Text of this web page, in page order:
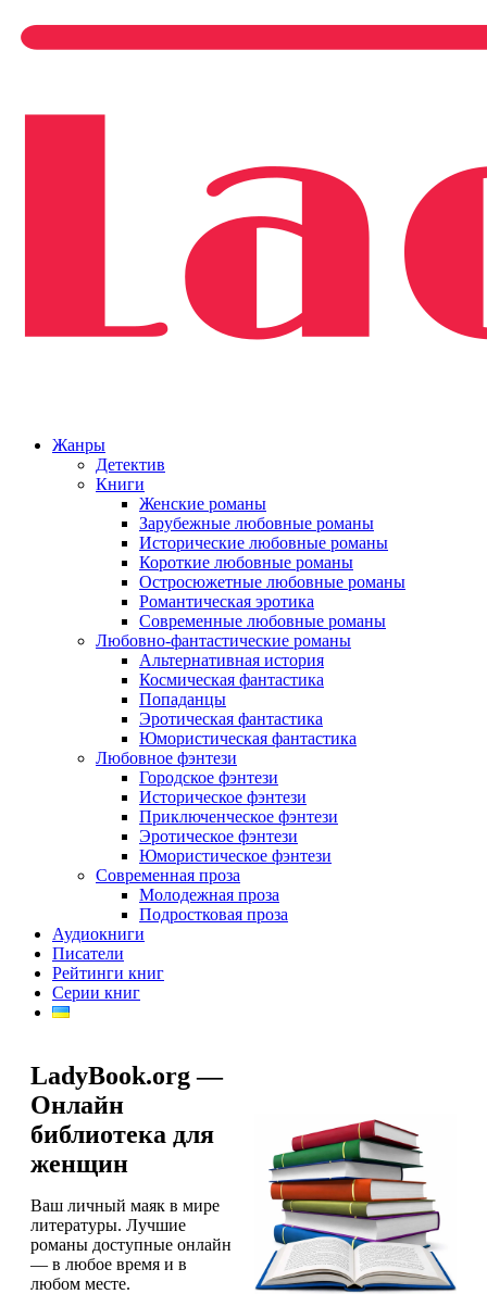
Жанры
Детектив
Книги
Женские романы
Зарубежные любовные романы
Исторические любовные романы
Короткие любовные романы
Остросюжетные любовные романы
Романтическая эротика
Современные любовные романы
Любовно-фантастические романы
Альтернативная история
Космическая фантастика
Попаданцы
Эротическая фантастика
Юмористическая фантастика
Любовное фэнтези
Городское фэнтези
Историческое фэнтези
Приключенческое фэнтези
Эротическое фэнтези
Юмористическое фэнтези
Современная проза
Молодежная проза
Подростковая проза
Аудиокниги
Писатели
Рейтинги книг
Серии книг
LadyBook.org —
Онлайн
библиотека для
женщин
Ваш личный маяк в мире
литературы. Лучшие
романы доступные онлайн
— в любое время и в
любом месте.